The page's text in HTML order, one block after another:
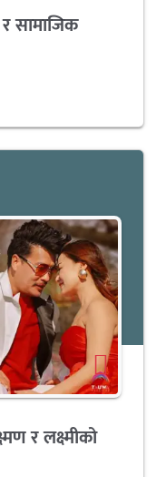
सामाजिक
र लक्ष्मीको